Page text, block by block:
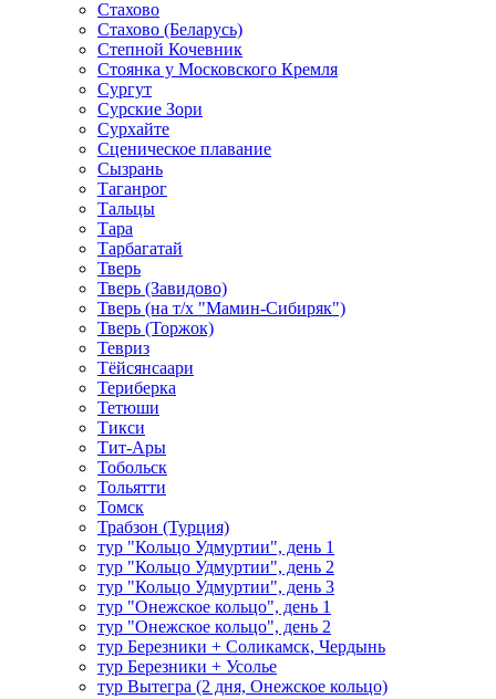
Стахово
Стахово (Беларусь)
Степной Кочевник
Стоянка у Московского Кремля
Сургут
Сурские Зори
Сурхайте
Сценическое плавание
Сызрань
Таганрог
Тальцы
Тара
Тарбагатай
Тверь
Тверь (Завидово)
Тверь (на т/х "Мамин-Сибиряк")
Тверь (Торжок)
Тевриз
Тёйсянсаари
Териберка
Тетюши
Тикси
Тит-Ары
Тобольск
Тольятти
Томск
Трабзон (Турция)
тур "Кольцо Удмуртии", день 1
тур "Кольцо Удмуртии", день 2
тур "Кольцо Удмуртии", день 3
тур "Онежское кольцо", день 1
тур "Онежское кольцо", день 2
тур Березники + Соликамск, Чердынь
тур Березники + Усолье
тур Вытегра (2 дня, Онежское кольцо)